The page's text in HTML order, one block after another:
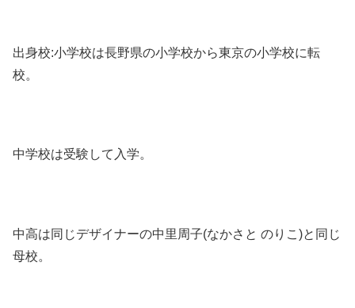
出身校:小学校は長野県の小学校から東京の小学校に転
校。
中学校は受験して入学。
中高は同じデザイナーの中里周子(なかさと のりこ)と同じ
母校。